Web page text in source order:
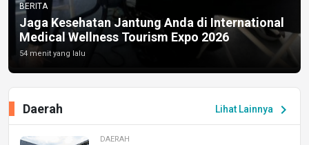
BERITA
Jaga Kesehatan Jantung Anda di International
Medical Wellness Tourism Expo 2026
54 menit yang lalu
Lihat Lainnya chevron_right
Daerah
DAERAH